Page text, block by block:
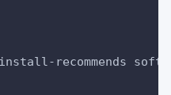
recommends